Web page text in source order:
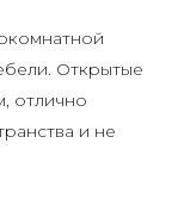
Открытые
отлично
и не